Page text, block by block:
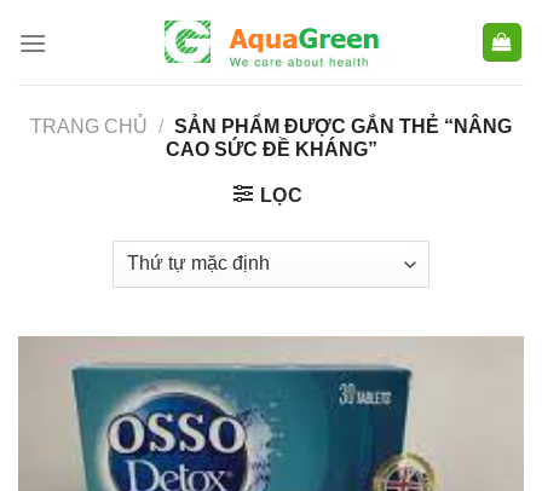
TRANG CHỦ / SẢN PHẨM ĐƯỢC GẮN THẺ “NÂNG
CAO SỨC ĐỀ KHÁNG”
LỌC